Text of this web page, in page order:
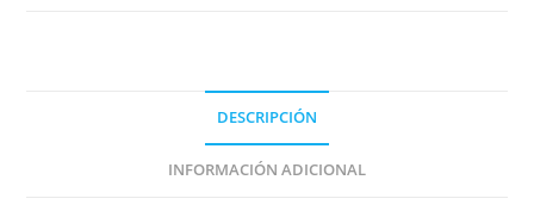
DESCRIPCIÓN
INFORMACIÓN ADICIONAL